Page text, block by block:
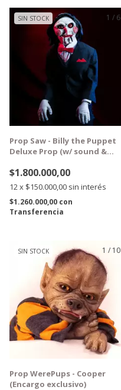
1 / 6
SIN STOCK
GRATIS
Prop Saw - Billy the Puppet
Deluxe Prop (w/ sound &
$1.800.000,00
12x $150.000,00 sin interés
$1.260.000,00 con
Transferencia
1 / 10
SIN STOCK
GRATIS
Prop WerePups - Cooper
(Encargo exclusivo)